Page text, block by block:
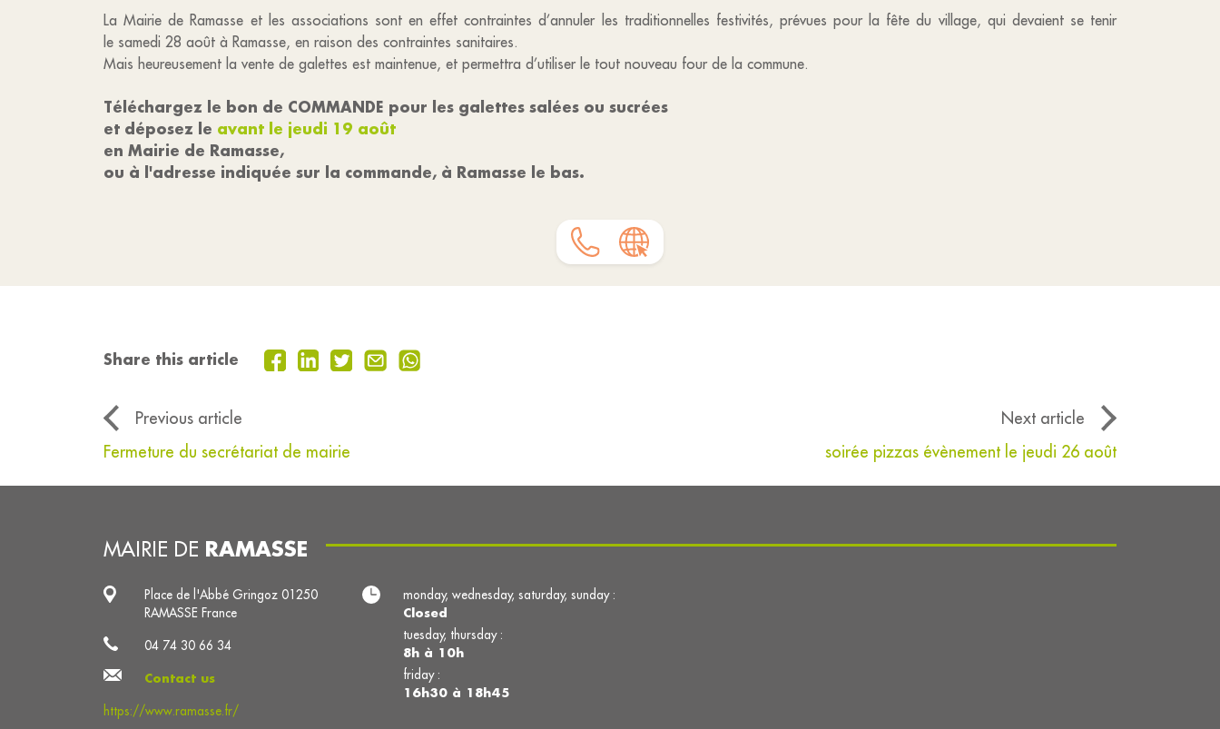
La Mairie de Ramasse et les associations sont en effet contraintes d’annuler les traditionnelles festivités, prévues pour la fête du village, qui devaient se tenir
le samedi 28 août à Ramasse, en raison des contraintes sanitaires.
Mais heureusement la vente de galettes est maintenue, et permettra d’utiliser le tout nouveau four de la commune.
Téléchargez le bon de COMMANDE pour les galettes salées ou sucrées
et déposez le avant le jeudi 19 août
en Mairie de Ramasse,
ou à l'adresse indiquée sur la commande, à Ramasse le bas.
Share this article
Previous article
Next article
Fermeture du secrétariat de mairie
soirée pizzas évènement le jeudi 26 août
MAIRIE DE RAMASSE
Place de l'Abbé Gringoz 01250
RAMASSE France
04 74 30 66 34
Contact us
https://www.ramasse.fr/
monday, wednesday, saturday, sunday :
Closed
tuesday, thursday :
8h à 10h
friday :
16h30 à 18h45